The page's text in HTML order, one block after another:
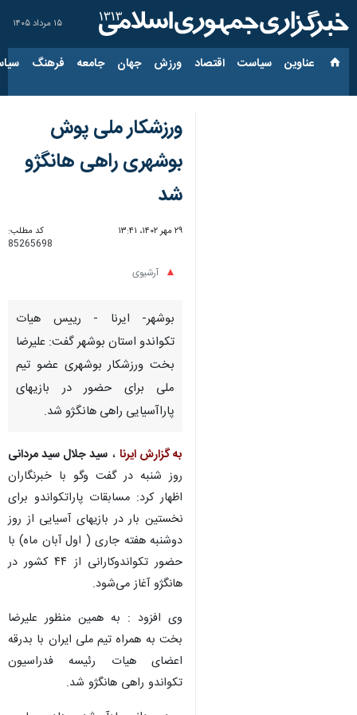
۱۵ مرداد ۱۴۰۵
عناوین‌ سیاست اقتصاد ورزش جهان جامعه فرهنگ
ورزشکار ملی پوش
بوشهری راهی هانگژو
شد
۲۹ مهر ۱۴۰۲، ۱۳:۴۱
کد مطلب:
85265698
آرشیوی
بوشهر- ایرنا - رییس هیات
تکواندو استان بوشهر گفت: علیرضا
بخت ورزشکار بوشهری عضو تیم
ملی برای حضور در بازیهای
پاراآسیایی راهی هانگژو شد.
به گزارش ایرنا ، سید جلال سید مردانی
روز شنبه در گفت وگو با خبرنگاران
اظهار کرد: مسابقات پاراتکواندو برای
نخستین بار در بازیهای آسیایی از روز
دوشنبه هفته جاری ( اول آبان ماه) با
حضور تکواندوکارانی از ۴۴ کشور در
هانگژو آغاز می‌شود.
وی افزود : به همین منظور علیرضا
بخت به همراه تیم ملی ایران با بدرقه
اعضای هیات رئیسه فدراسیون
تکواندو راهی هانگژو شد.